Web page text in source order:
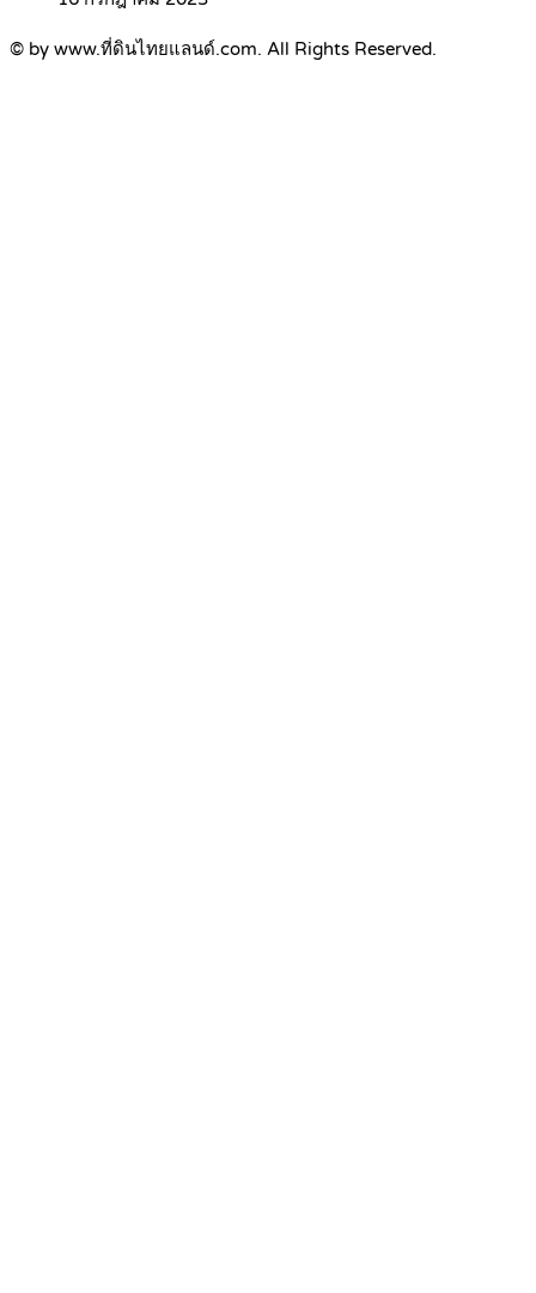
© by www.ที่ดินไทยแลนด์.com. All Rights Reserved.